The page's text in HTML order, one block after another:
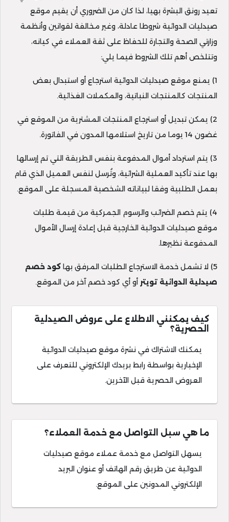
تعيد رونق البشرة بهيا، لذا كان من الضروري أن يقيم موقع
صيدليات الدوائية شروطا عادلة، وغير مخالفة لقوانين وأنظمة
وزارتي الصحة والتجارة للحفاظ على ثقة العملاء في كيانه،
وتتلخص أهم تلك الشروط فيما يلي:
1) يمنع موقع صيدليات الدوائية استرجاع أو استبدال بعض
المنتجات كالمنتجات النباتية، والمكملات الغذائية.
2) يمكن تبديل أو استرجاع المنتجات المشترية من الموقع في
غضون 14 يوما من تاريخ استلامها المدون في الفاتورة.
3) يتم استرداد أموال المدفوعة بنفس الطريقة التي تم إرسالها
بها عند تأكيد العملية الشرائية، وتُرسل لنفس العميل الذي قام
بعمل الطلبية وفقا لبياناته الشخصية المسجلة على الموقع.
4) يتم خصم الضرائب والرسوم الجمركية من قيمة طلبات
موقع صيدليات الدوائية الخارجية قبل إعادة إرسال الأموال
المدفوعة نظيرها.
5) لا تشمل خدمة الاسترجاع الطلبات المرفق بها
كود خصم
صيدلية الدوائية تويتر أو أي كود خصم آخر من الموقع.
كيف يمكنني الاطلاع على عروض الصيدلية
الحصرية؟
يمكنك الاشتراك في نشرة موقع صيدليات الدوائية
الإخبارية بواسطة رابط بريدك الإلكتروني للتعرف على
العروض الحصرية قبل الآخرين.
ما هي سبل التواصل مع خدمة العملاء؟
يسهل التواصل مع خدمة عملاء موقع صيدليات
الدوائية عن طريق رقم الهاتف أو عنوان البريد
الإلكتروني المدونين على الموقع.